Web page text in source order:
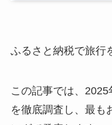
ふるさと納税で旅行
この記事では、
を徹底調査し、最も